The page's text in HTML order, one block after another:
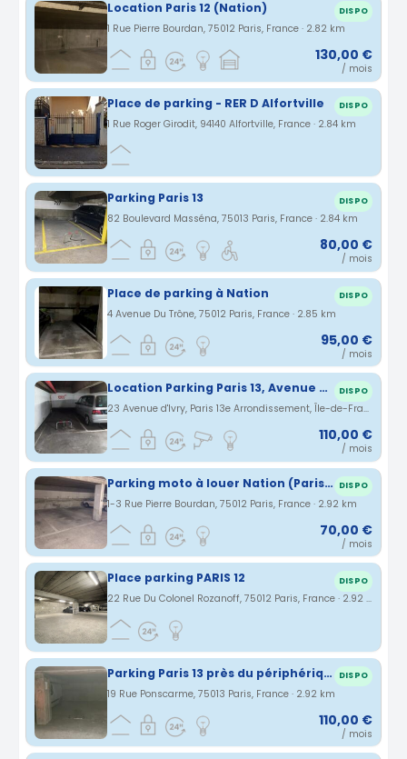
Location Paris 12 (Nation) DISPO
1 Rue Pierre Bourdan, 75012 Paris, France · 2.82 km
130,00 €
/ mois
Place de parking - RER D Alfortville DISPO
1 Rue Roger Girodit, 94140 Alfortville, France · 2.84 km
Parking Paris 13 DISPO
82 Boulevard Masséna, 75013 Paris, France · 2.84 km
80,00 €
/ mois
Place de parking à Nation DISPO
4 Avenue Du Trône, 75012 Paris, France · 2.85 km
95,00 €
/ mois
Location Parking Paris 13, Avenue d'Ivry - 4ème sous-sol - Place 1205 Bis DISPO
23 Avenue d'Ivry, Paris 13e Arrondissement, Île-de-France, France · 2.88 km
110,00 €
/ mois
Parking moto à louer Nation (Paris 12ème) DISPO
1-3 Rue Pierre Bourdan, 75012 Paris, France · 2.92 km
70,00 €
/ mois
Place parking PARIS 12 DISPO
22 Rue Du Colonel Rozanoff, 75012 Paris, France · 2.92 km
Parking Paris 13 près du périphérique des stations Olympiades et Bibliothèque François Mitterrand DISPO
19 Rue Ponscarme, 75013 Paris, France · 2.92 km
110,00 €
/ mois